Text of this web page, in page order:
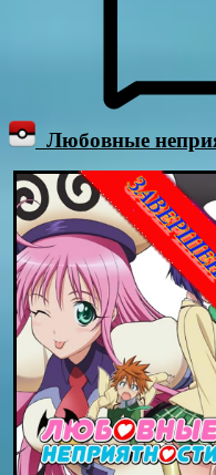
Любовные